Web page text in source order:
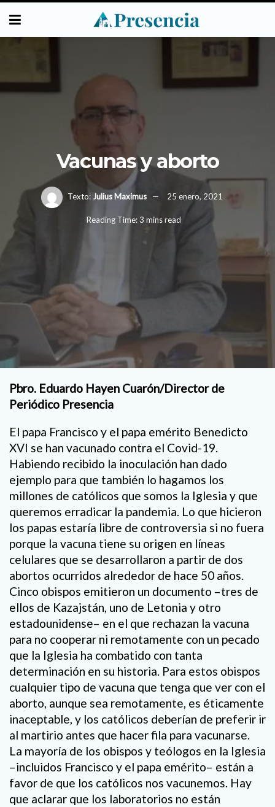
Vacunas y aborto
Texto: Julius Maximus 25 enero, 2021
Reading Time: 3 mins read
Pbro. Eduardo Hayen Cuarón/Director de
Periódico Presencia
El papa Francisco y el papa emérito Benedicto
XVI se han vacunado contra el Covid-19.
Habiendo recibido la inoculación han dado
ejemplo para que también lo hagamos los
millones de católicos que somos la Iglesia y que
queremos erradicar la pandemia. Lo que hicieron
los papas estaría libre de controversia si no fuera
porque la vacuna tiene su origen en líneas
celulares que se desarrollaron a partir de dos
abortos ocurridos alrededor de hace 50 años.
Cinco obispos emitieron un documento –tres de
ellos de Kazajstán, uno de Letonia y otro
estadounidense– en el que rechazan la vacuna
para no cooperar ni remotamente con un pecado
que la Iglesia ha combatido con tanta
determinación en su historia. Para estos obispos
cualquier tipo de vacuna que tenga que ver con el
aborto, aunque sea remotamente, es éticamente
inaceptable, y los católicos deberían de preferir ir
al martirio antes que hacer fila para vacunarse.
La mayoría de los obispos y teólogos en la Iglesia
–incluidos Francisco y el papa emérito– están a
favor de que los católicos nos vacunemos. Hay
que aclarar que los laboratorios no están